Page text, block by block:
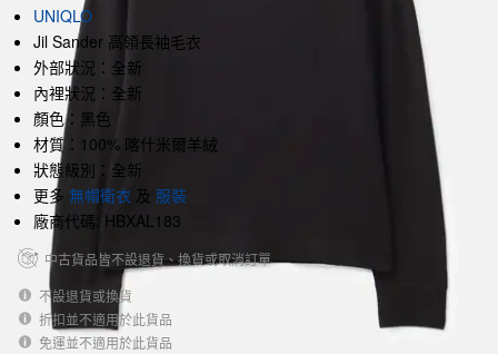
UNIQLO
Jil Sander 高領長袖毛衣
外部狀況：全新
內裡狀況：全新
顏色：黑色
材質：100% 喀什米爾羊絨
狀態級別：全新
更多 無帽衛衣 及 服裝
廠商代碼: HBXAL183
中古貨品皆不設退貨、換貨或取消訂單
不設退貨或換貨
折扣並不適用於此貨品
免運並不適用於此貨品